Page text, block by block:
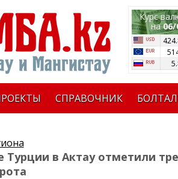
Курс
на06/
СПРАВОЧНИК
Турции в Актау отметили